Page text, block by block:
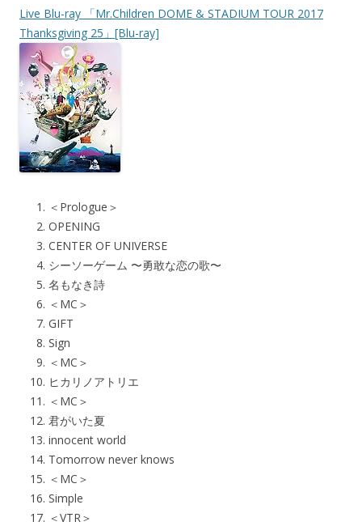
Live Blu-ray 「Mr.Children DOME & STADIUM TOUR 2017
Thanksgiving 25」[Blu-ray]
＜Prologue＞
OPENING
CENTER OF UNIVERSE
シーソーゲーム 〜勇敢な恋の歌〜
名もなき詩
＜MC＞
GIFT
Sign
＜MC＞
ヒカリノアトリエ
＜MC＞
君がいた夏
innocent world
Tomorrow never knows
＜MC＞
Simple
＜VTR＞